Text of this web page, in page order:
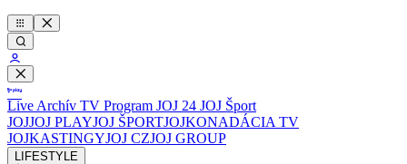
Live Archív TV Program JOJ 24 JOJ Šport
JOJJOJ PLAYJOJ ŠPORTJOJKONADÁCIA TV
JOJKASTINGYJOJ CZJOJ GROUP
LIFESTYLE